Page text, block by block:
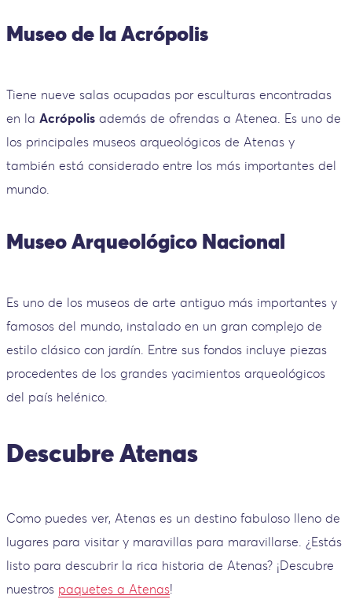
Museo de la Acrópolis
Tiene nueve salas ocupadas por esculturas encontradas
en la Acrópolis además de ofrendas a Atenea. Es uno de
los principales museos arqueológicos de Atenas y
también está considerado entre los más importantes del
mundo.
Museo Arqueológico Nacional
Es uno de los museos de arte antiguo más importantes y
famosos del mundo, instalado en un gran complejo de
estilo clásico con jardín. Entre sus fondos incluye piezas
procedentes de los grandes yacimientos arqueológicos
del país helénico.
Descubre Atenas
Como puedes ver, Atenas es un destino fabuloso lleno de
lugares para visitar y maravillas para maravillarse. ¿Estás
listo para descubrir la rica historia de Atenas? ¡Descubre
nuestros paquetes a Atenas!